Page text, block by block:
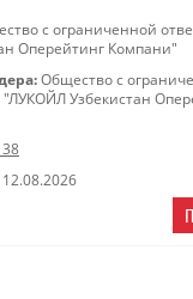
с ограниченной
Оперейтинг Компани"
Общество с
"ЛУКОЙЛ Узбекистан
12.08.2026